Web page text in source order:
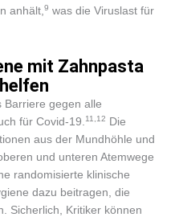
anhält, ​9​ was die Viruslast für
mit Zahnpasta
Barriere gegen alle
für Covid-19. ​11,12​ Die
aus der Mundhöhle und
und unteren Atemwege
randomisierte klinische
dazu beitragen, die
Sicherlich, Kritiker können